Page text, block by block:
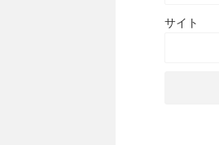
サイト